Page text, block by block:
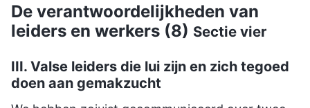
De verantwoordelijkheden van
leiders en werkers (8) Sectie vier
III. Valse leiders die lui zijn en zich tegoed
doen aan gemakzucht